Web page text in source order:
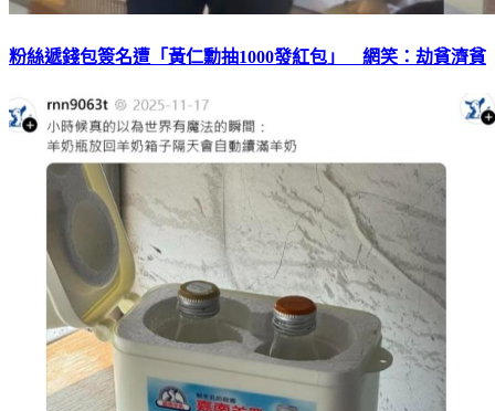
粉絲遞錢包簽名遭「黃仁勳抽1000發紅包」 網笑：劫貧濟貧